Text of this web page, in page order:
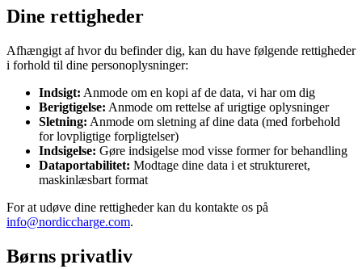
Dine rettigheder
Afhængigt af hvor du befinder dig, kan du have følgende rettigheder
i forhold til dine personoplysninger:
Indsigt: Anmode om en kopi af de data, vi har om dig
Berigtigelse: Anmode om rettelse af urigtige oplysninger
Sletning: Anmode om sletning af dine data (med forbehold
for lovpligtige forpligtelser)
Indsigelse: Gøre indsigelse mod visse former for behandling
Dataportabilitet: Modtage dine data i et struktureret,
maskinlæsbart format
For at udøve dine rettigheder kan du kontakte os på
info@nordiccharge.com.
Børns privatliv